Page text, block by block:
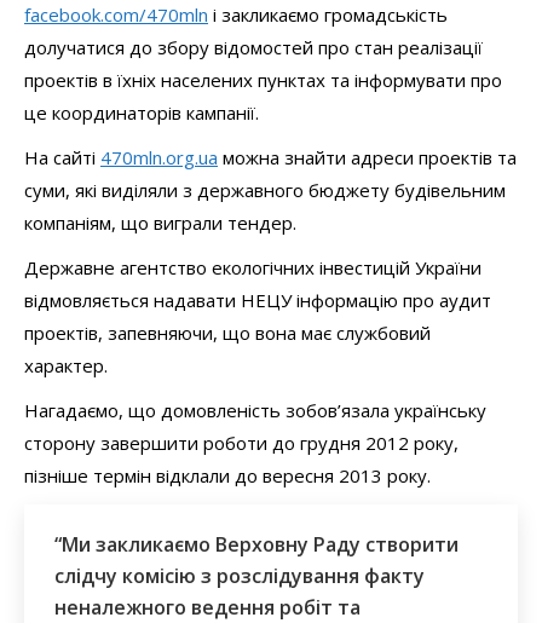
facebook.com/470mln і закликаємо громадськість
долучатися до збору відомостей про стан реалізації
проектів в їхніх населених пунктах та інформувати про
це координаторів кампанії.
На сайті 470mln.org.ua можна знайти адреси проектів та
суми, які виділяли з державного бюджету будівельним
компаніям, що виграли тендер.
Державне агентство екологічних інвестицій України
відмовляється надавати НЕЦУ інформацію про аудит
проектів, запевняючи, що вона має службовий
характер.
Нагадаємо, що домовленість зобов’язала українську
сторону завершити роботи до грудня 2012 року,
пізніше термін відклали до вересня 2013 року.
“Ми закликаємо Верховну Раду створити
слідчу комісію з розслідування факту
неналежного ведення робіт та